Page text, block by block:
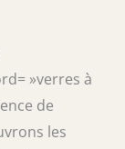
»verres à
de
les